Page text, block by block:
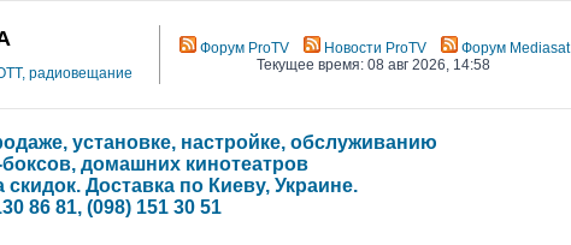
радиовещание
Форум ProTV Новости ProTV
Форум Mediasat
Текущее время: 08 авг 2026, 14:58
установке, настройке, обслуживанию
домашних кинотеатров
скидок. Доставка по Киеву, Украине.
86 81, (098) 151 30 51